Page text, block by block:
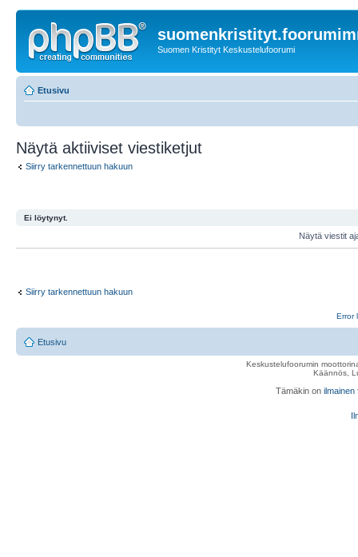
Suomen Kristityt Keskustelufoorumi
Etusivu
Näytä aktiiviset viestiketjut
Siirry tarkennettuun hakuun
Ei löytynyt.
Näytä viestit
Siirry tarkennettuun hakuun
Error
Etusivu
Keskustelufoorumin
Käännös,
Tämäkin on ilmainen